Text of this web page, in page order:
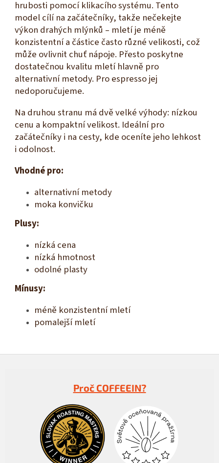
hrubosti pomocí klikacího systému. Tento
model cílí na začátečníky, takže nečekejte
výkon drahých mlýnků – mletí je méně
konzistentní a částice často různé velikosti, což
může ovlivnit chuť nápoje. Přesto poskytne
dostatečnou kvalitu mletí hlavně pro
alternativní metody. Pro espresso jej
nedoporučujeme.
Na druhou stranu má dvě velké výhody: nízkou
cenu a kompaktní velikost. Ideální pro
začátečníky i na cesty, kde oceníte jeho lehkost
i odolnost.
Vhodné pro:
alternativní metody
moka konvičku
Plusy:
nízká cena
nízká hmotnost
odolné plasty
Mínusy:
méně konzistentní mletí
pomalejší mletí
Proč COFFEEIN?